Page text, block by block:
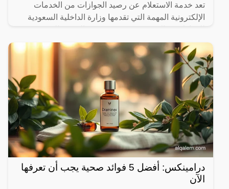
تعد خدمة الاستعلام عن رصيد الجوازات من الخدمات
الإلكترونية المهمة التي تقدمها وزارة الداخلية السعودية
معرفة
درامينكس: أفضل 5 فوائد صحية يجب أن تعرفها
الآن